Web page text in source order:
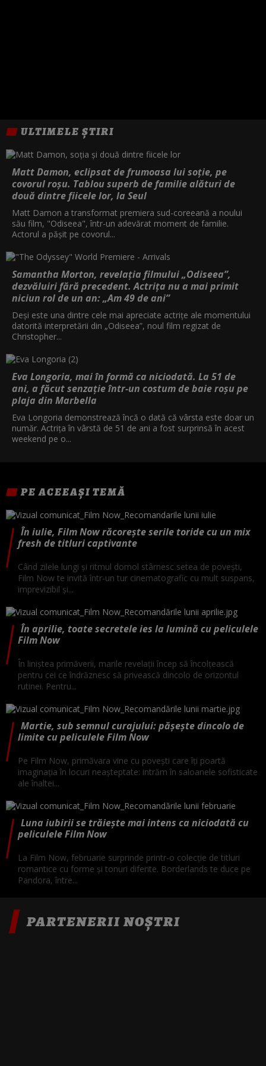
ULTIMELE ȘTIRI
Matt Damon, eclipsat de frumoasa lui soție, pe
covorul roșu. Tablou superb de familie alături de
două dintre fiicele lor, la Seul
Matt Damon a transformat premiera sud-coreeană a noului
său film, "Odiseea", într-un adevărat moment de familie.
Actorul a pășit pe covorul...
Samantha Morton, revelația filmului „Odiseea”,
dezvăluiri fără precedent. Actrița nu a mai primit
niciun rol de un an: „Am 49 de ani”
Deși este una dintre cele mai apreciate actrițe ale momentului
datorită interpretării din „Odiseea”, noul film regizat de
Christopher...
Eva Longoria, mai în formă ca niciodată. La 51 de
ani, a făcut senzație într-un costum de baie roșu pe
plaja din Marbella
Eva Longoria demonstrează încă o dată că vârsta este doar un
număr. Actrița în vârstă de 51 de ani a fost surprinsă în acest
weekend pe o...
PE ACEEAȘI TEMĂ
În iulie, Film Now răcorește serile toride cu un mix
fresh de titluri captivante
Când zilele lungi și ritmul domol stârnesc setea de povești,
Film Now te invită într-un tur cinematografic cu mult suspans,
imprevizibil și...
În aprilie, toate secretele ies la lumină cu peliculele
Film Now
În liniștea primăverii, marile revelații încep să încolțească
pentru cei ce îndrăznesc să privească dincolo de orizontul
rutinei. Pentru...
Martie, sub semnul curajului: pășește dincolo de
limite cu peliculele Film Now
Pe Film Now, primăvara vine cu povești care îți poartă
imaginația în locuri neașteptate: intrăm în saloanele sofisticate
ale înaltei...
Luna iubirii se trăiește mai intens ca niciodată cu
peliculele Film Now
La Film Now, februarie surprinde printr-o colecție de titluri
romantice cu forme și tonuri diferite. Borderlands te duce pe
Pandora, între...
PARTENERII NOȘTRI